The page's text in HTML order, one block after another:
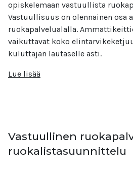
opiskelemaan vastuullista
Vastuullisuus on olennainen osa
ruokapalvelualalla.
vaikuttavat koko
kuluttajan lautaselle asti.
Lue lisää
Vastuullinen
ruokalistasuunnittelu